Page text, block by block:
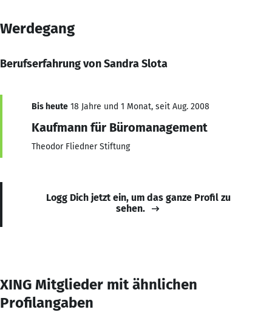
Werdegang
Berufserfahrung von Sandra Slota
Bis heute 18 Jahre und 1 Monat, seit Aug. 2008
Kaufmann für Büromanagement
Theodor Fliedner Stiftung
Logg Dich jetzt ein, um das ganze Profil zu
sehen.
XING Mitglieder mit ähnlichen
Profilangaben